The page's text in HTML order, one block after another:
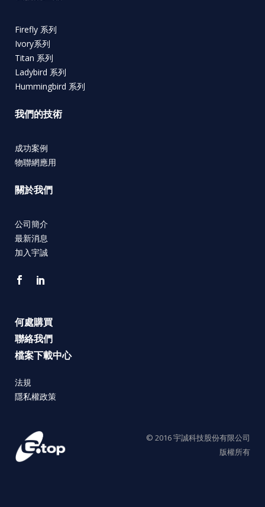
Firefly 系列
Ivory系列
Titan 系列
Ladybird 系列
Hummingbird 系列
我們的技術
成功案例
物聯網應用
關於我們
公司簡介
最新消息
加入宇誠
何處購買
聯絡我們
檔案下載中心
法規
隱私權政策
© 2016 宇誠科技股份有限公司
版權所有